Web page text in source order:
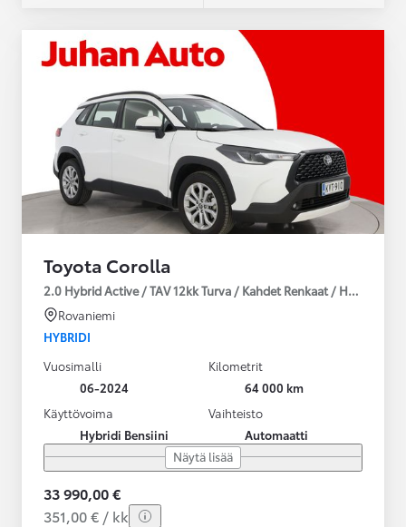
Toyota Corolla
2.0 Hybrid Active / TAV 12kk Turva / Kahdet Renkaat /
Rovaniemi
HYBRIDI
Vuosimalli
06-2024
Kilometrit
64 000 km
Käyttövoima
Hybridi Bensiini
Vaihteisto
Automaatti
Näytä lisää
33 990,00 €
351,00 € / kk